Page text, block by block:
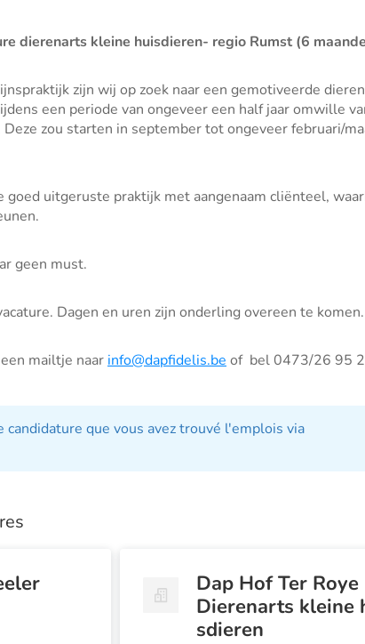
dierenarts kleine huisdieren- regio Rumst (6
zijn wij op zoek naar een gemotiveerde
een periode van ongeveer een half jaar omwille
Deze zou starten in september tot ongeveer februari/
goed uitgeruste praktijk met aangenaam cliënteel,
geen must.
Dagen en uren zijn onderling overeen te komen.
mailtje naar info@dapfidelis.be of bel 0473/26 95
candidature que vous avez trouvé l'emplois via
Dap Hof Ter Roye
Dierenarts kleine
sdieren